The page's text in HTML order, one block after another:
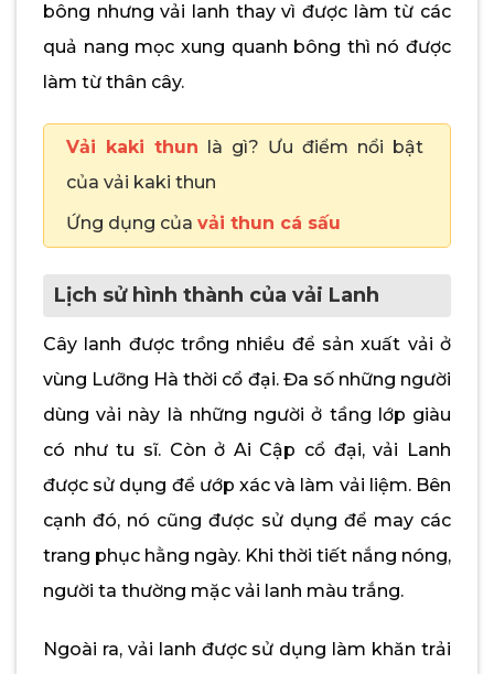
bông nhưng vải lanh thay vì được làm từ các
quả nang mọc xung quanh bông thì nó được
làm từ thân cây.
Vải kaki thun là gì? Ưu điểm nổi bật
của vải kaki thun
Ứng dụng của vải thun cá sấu
Lịch sử hình thành của vải Lanh
Cây lanh được trồng nhiều để sản xuất vải ở
vùng Lưỡng Hà thời cổ đại. Đa số những người
dùng vải này là những người ở tầng lớp giàu
có như tu sĩ. Còn ở Ai Cập cổ đại, vải Lanh
được sử dụng để ướp xác và làm vải liệm. Bên
cạnh đó, nó cũng được sử dụng để may các
trang phục hằng ngày. Khi thời tiết nắng nóng,
người ta thường mặc vải lanh màu trắng.
Ngoài ra, vải lanh được sử dụng làm khăn trải